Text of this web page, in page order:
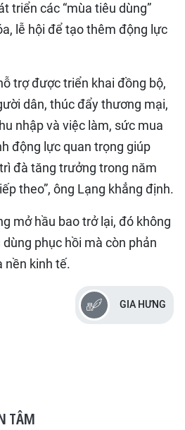
triển các “mùa tiêu dùng”
lễ hội để tạo thêm động lực
trợ được triển khai đồng bộ,
dân, thúc đẩy thương mại,
nhập và việc làm, sức mua
động lực quan trọng giúp
đà tăng trưởng trong năm
theo”, ông Lạng khẳng định.
mở hầu bao trở lại, đó không
phục hồi mà còn phản
nền kinh tế.
GIA HƯNG
TÂM